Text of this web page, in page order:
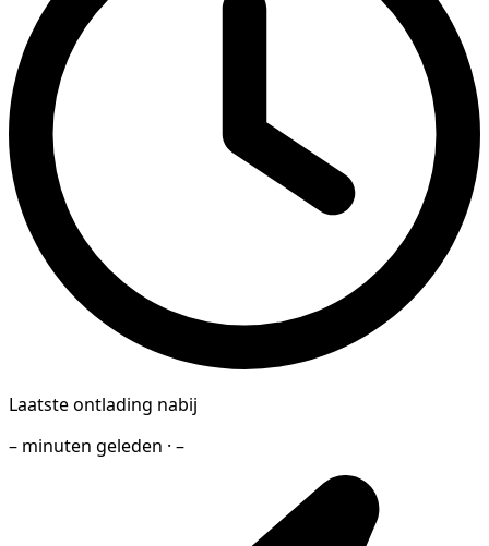
Laatste ontlading nabij
– minuten geleden · –